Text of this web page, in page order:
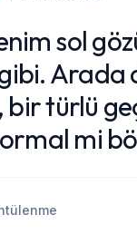
sol
Arada
bir türlü
mi